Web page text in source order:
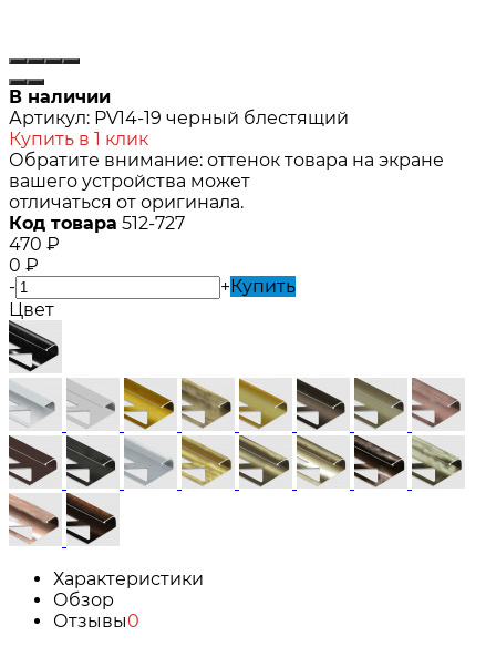
В наличии
Артикул: PV14-19 черный блестящий
Купить в 1 клик
Обратите внимание: оттенок товара на экране
вашего устройства может
отличаться от оригинала.
Код товара 512-727
470 ₽
0 ₽
-
+Купить
Цвет
Характеристики
Обзор
Отзывы0